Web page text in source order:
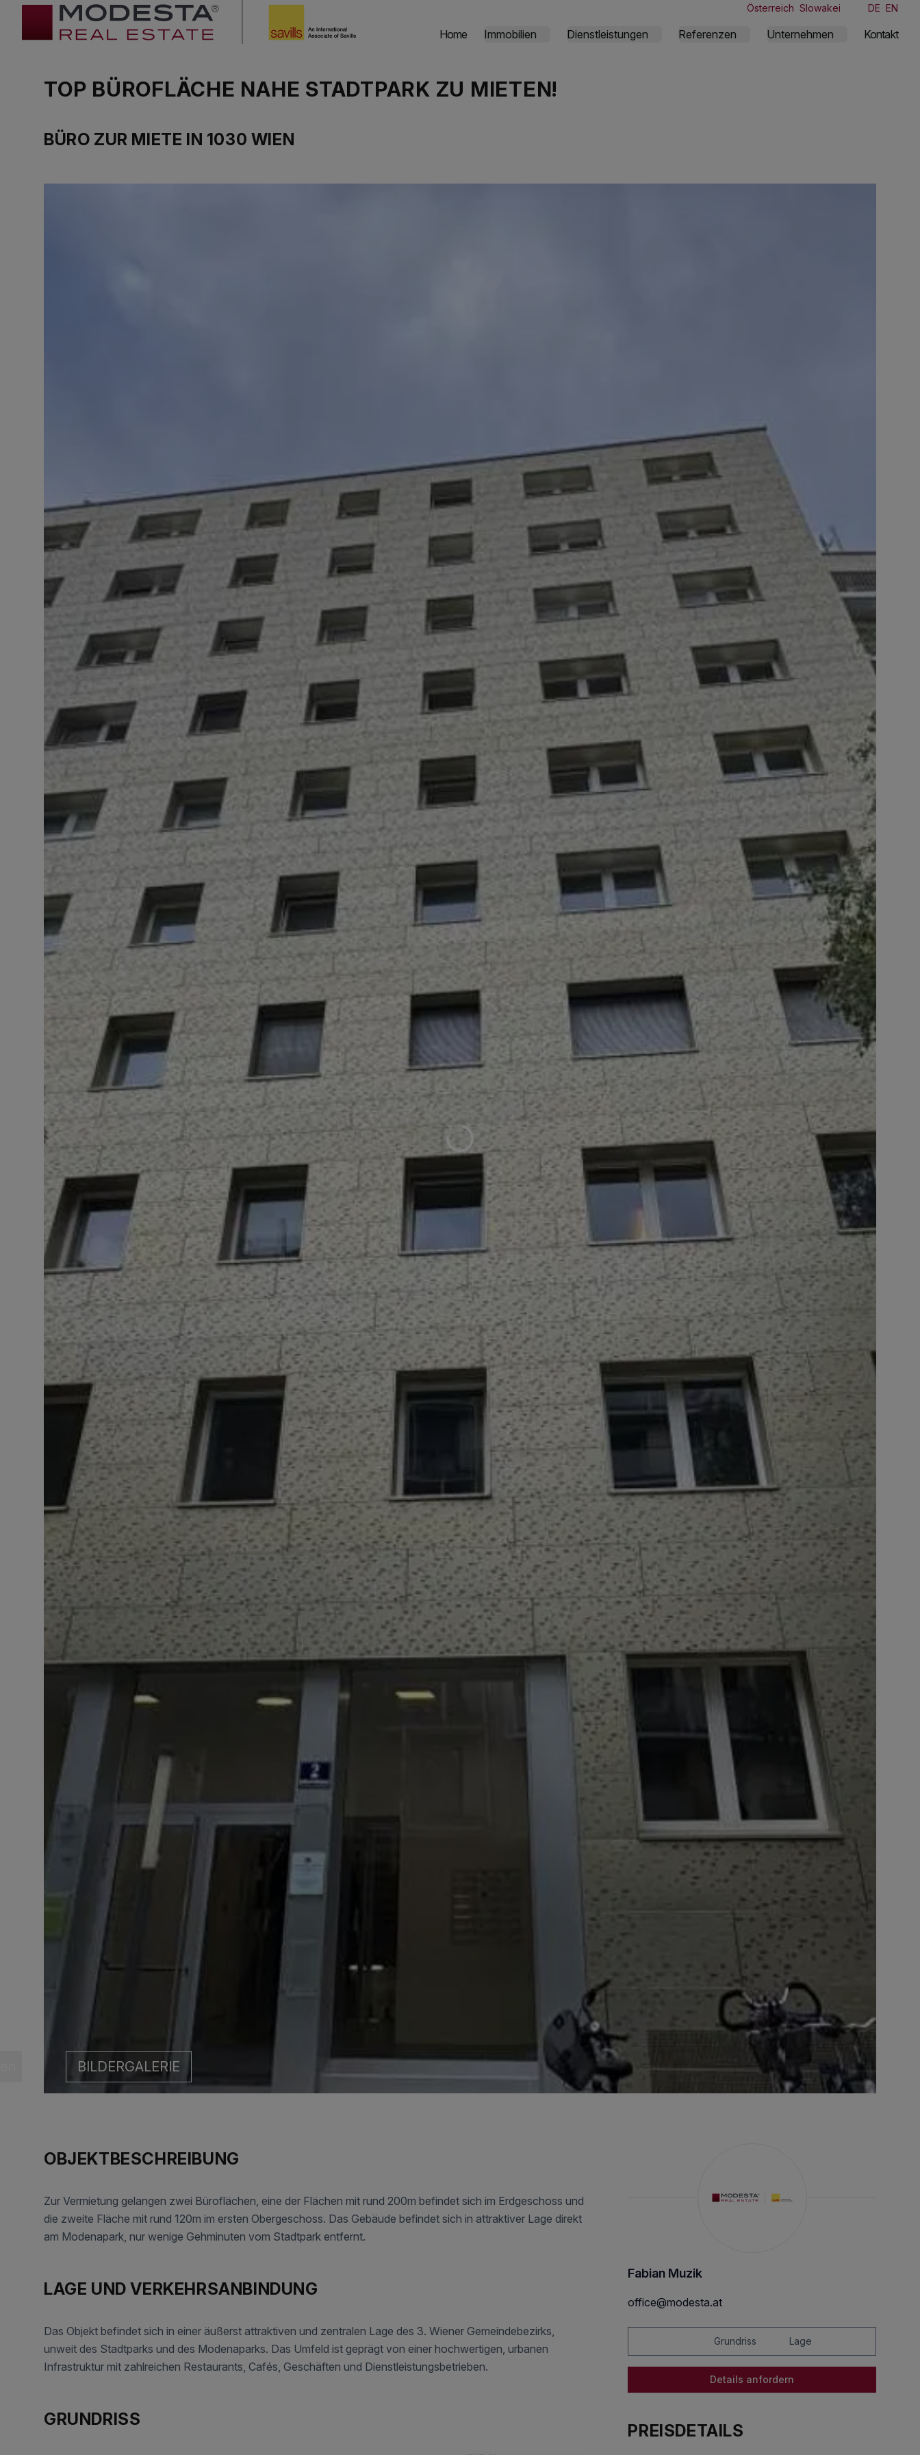
Österreich Slowakei DE EN
Home Immobilien Dienstleistungen Referenzen Unternehmen Kontakt
TOP BÜROFLÄCHE NAHE STADTPARK ZU MIETEN!
BÜRO ZUR MIETE IN 1030 WIEN
BILDERGALERIE
OBJEKTBESCHREIBUNG
Zur Vermietung gelangen zwei Büroflächen, eine der Flächen mit rund 200m befindet sich im Erdgeschoss und
die zweite Fläche mit rund 120m im ersten Obergeschoss. Das Gebäude befindet sich in attraktiver Lage direkt
am Modenapark, nur wenige Gehminuten vom Stadtpark entfernt.
LAGE UND VERKEHRS­ANBINDUNG
Das Objekt befindet sich in einer äußerst attraktiven und zentralen Lage des 3. Wiener Gemeindebezirks,
unweit des Stadtparks und des Modenaparks. Das Umfeld ist geprägt von einer hochwertigen, urbanen
Infrastruktur mit zahlreichen Restaurants, Cafés, Geschäften und Dienstleistungsbetrieben.
GRUNDRISS
Fabian Muzik
office@modesta.at
Grundriss Lage
Details anfordern
PREISDETAILS